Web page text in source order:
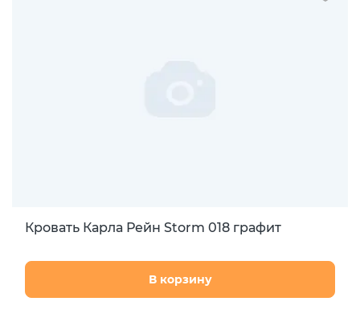
Кровать Карла Рейн Storm 018 графит
В корзину